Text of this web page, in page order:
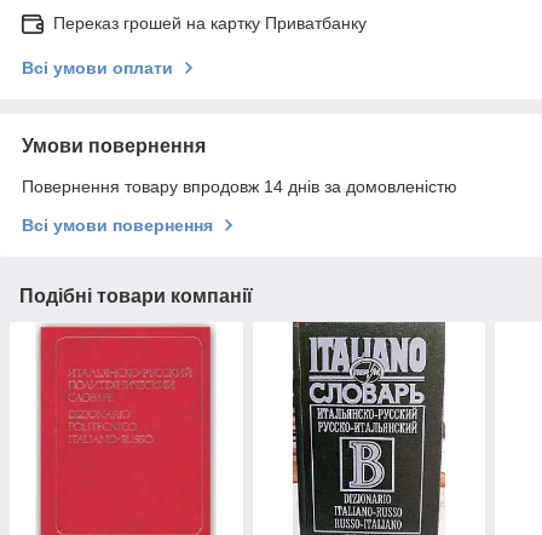
Переказ грошей на картку Приватбанку
Всі умови оплати
Умови повернення
Повернення товару впродовж 14 днів за домовленістю
Всі умови повернення
Подібні товари компанії